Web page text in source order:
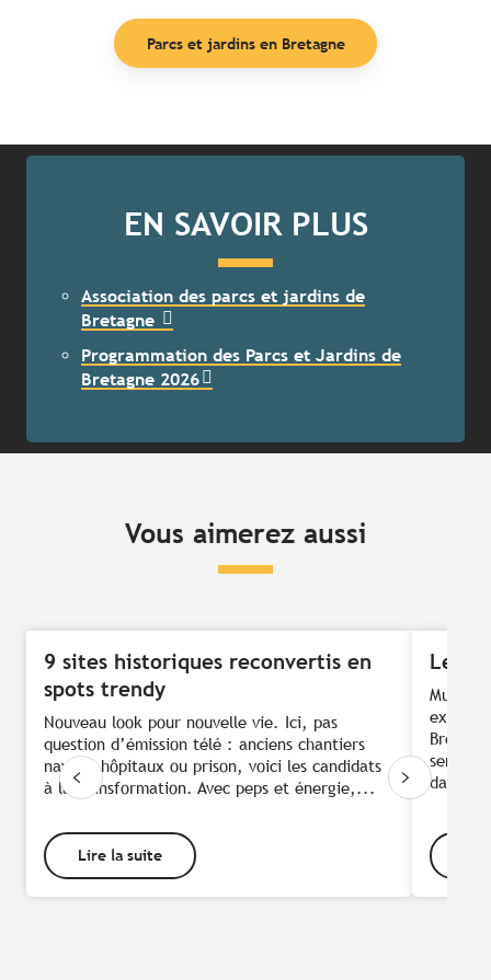
Parcs et jardins en Bretagne
EN SAVOIR PLUS
Association des parcs et jardins de
Bretagne
Programmation des Parcs et Jardins de
Bretagne 2026
Vous aimerez aussi
9 sites historiques reconvertis en
spots trendy
Nouveau look pour nouvelle vie. Ici, pas
question d’émission télé : anciens chantiers
navals, hôpitaux ou prison, voici les candidats
à la transformation. Avec peps et énergie,...
Lire la suite
Les
dans...